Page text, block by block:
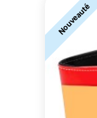
Nouveauté